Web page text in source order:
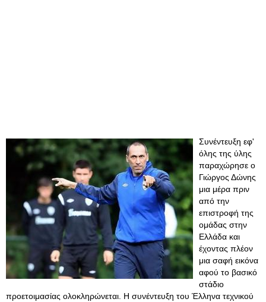
Συνέντευξη εφ'
όλης της ύλης
παραχώρησε ο
Γιώργος Δώνης
μια μέρα πριν
από την
επιστροφή της
ομάδας στην
Ελλάδα και
έχοντας πλέον
μια σαφή εικόνα
αφού το βασικό
στάδιο
προετοιμασίας ολοκληρώνεται. Η συνέντευξη του Έλληνα τεχνικού